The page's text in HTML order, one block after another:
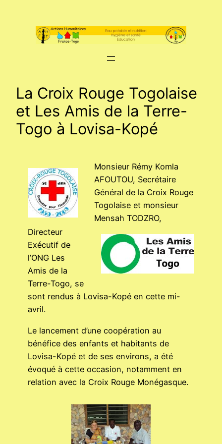
La Croix Rouge Togolaise
et Les Amis de la Terre-
Togo à Lovisa-Kopé
Monsieur Rémy Komla
AFOUTOU, Secrétaire
Général de la Croix Rouge
Togolaise et monsieur
Mensah TODZRO,
Directeur
Exécutif de
l’ONG Les
Amis de la
Terre-Togo, se
sont rendus à Lovisa-Kopé en cette mi-
avril.
Le lancement d’une coopération au
bénéfice des enfants et habitants de
Lovisa-Kopé et de ses environs, a été
évoqué à cette occasion, notamment en
relation avec la Croix Rouge Monégasque.